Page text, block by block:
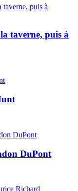
taverne, puis à
DuPont